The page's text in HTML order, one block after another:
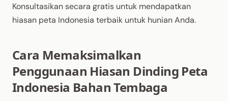
Konsultasikan secara gratis untuk mendapatkan
hiasan peta Indonesia terbaik untuk hunian Anda.
Cara Memaksimalkan
Penggunaan Hiasan Dinding Peta
Indonesia Bahan Tembaga